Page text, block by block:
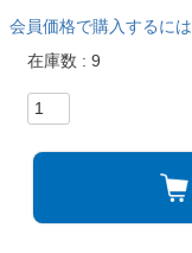
会員価格で購入するに
在庫数
9